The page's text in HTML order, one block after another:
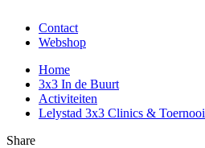
Contact
Webshop
Home
3x3 In de Buurt
Activiteiten
Lelystad 3x3 Clinics & Toernooi
Share